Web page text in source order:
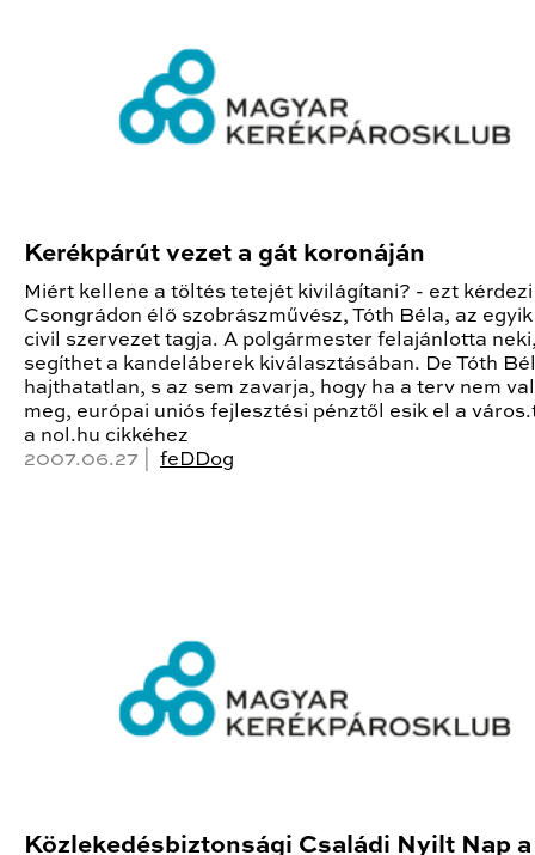
Kerékpárút vezet a gát koronáján
Miért kellene a töltés tetejét kivilágítani? - ezt kérdezi
Csongrádon élő szobrászművész, Tóth Béla, az
civil szervezet tagja. A polgármester felajánlotta
segíthet a kandeláberek kiválasztásában. De Tóth
hajthatatlan, s az sem zavarja, hogy ha a terv nem
meg, európai uniós fejlesztési pénztől esik el a
a nol.hu cikkéhez
2007.06.27 | feDDog
Közlekedésbiztonsági Családi Nyilt Nap a